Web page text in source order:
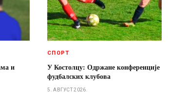
и
СПОРТ
У Костолцу: Одржане конференције
фудбалских клубова
5. АВГУСТ 2026.